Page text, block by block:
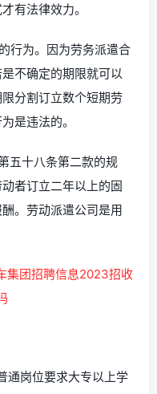
有法律效力。
行为。因为劳务派遣合
不确定的期限就可以
分割订立数个短期劳
是违法的。
五十八条第二款的规
者订立二年以上的固
。劳动派遣公司是用
通岗位要求大专以上学